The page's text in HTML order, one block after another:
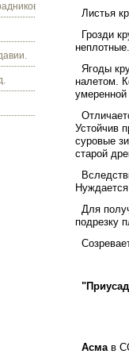
Листья
Грозди
неплотные.
Ягоды
налетом.
умеренной
Устойчив
суровые
старой
Для
подрезку
Асмав